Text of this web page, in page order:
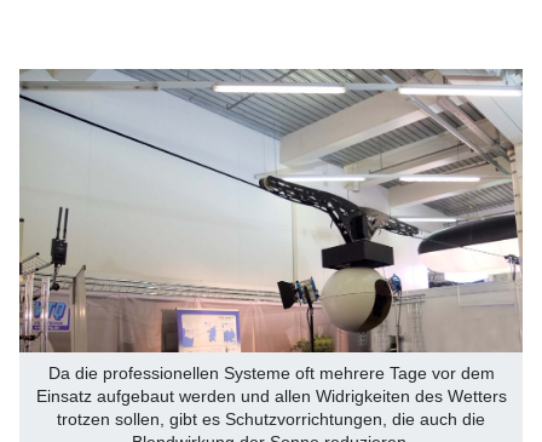
Da die professionellen Systeme oft mehrere Tage vor dem
Einsatz aufgebaut werden und allen Widrigkeiten des Wetters
trotzen sollen, gibt es Schutzvorrichtungen, die auch die